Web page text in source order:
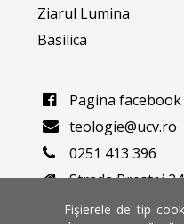
Fişierele de tip
Ziarul Lumina
Basilica
Pagina facebook
teologie@ucv.ro
0251 413 396
Strada Brestei
Varianta veche